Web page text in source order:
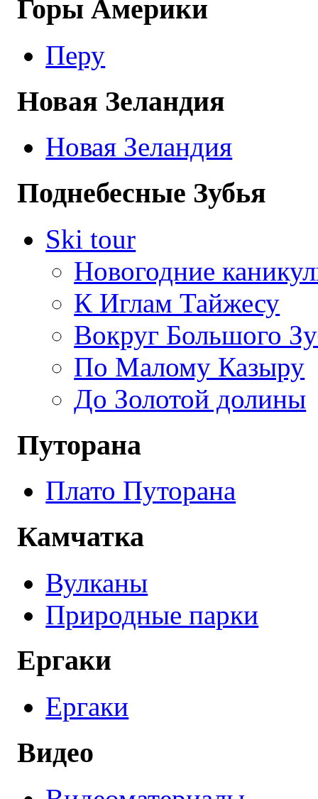
Горы Америки
Перу
Новая Зеландия
Новая Зеландия
Поднебесные Зубья
Ski tour
Новогодние
К Иглам Тайжесу
Вокруг Большого
По Малому Казыру
До Золотой долины
Путорана
Плато Путорана
Камчатка
Вулканы
Природные парки
Ергаки
Ергаки
Видео